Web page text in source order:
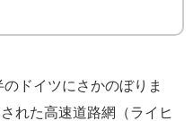
ドイツにさかのぼりま
れた高速道路網（ライヒ